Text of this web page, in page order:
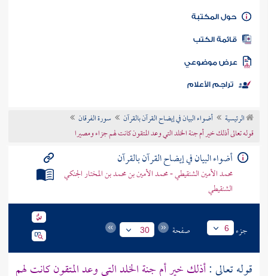
كتاب الأمة
المكتبة
الكتب
موضوعي
تراجم الأعلام
الرئيسية أضواء البيان في إيضاح القرآن بالقرآن
سورة الفرقان
قوله تعالى أذلك خير أم جنة الخلد التي وعد المتقون كانت لهم جزاء ومصيرا
أضواء البيان في إيضاح القرآن بالقرآن
محمد الأمين الشنقيطي - محمد الأمين بن محمد بن المختار الجنكي
الشنقيطي
جزء 6 صفحة 30
قوله تعالى :أذلك خير أم جنة الخلد التي وعد المتقون كانت لهم